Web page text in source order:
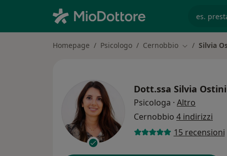
Homepage Psicologo Cernobbio Cambia città
Silvia
Dott.ssa Silvia Ostini
Psicologa · Altro
Cernobbio 4 indirizzi
15 recensioni